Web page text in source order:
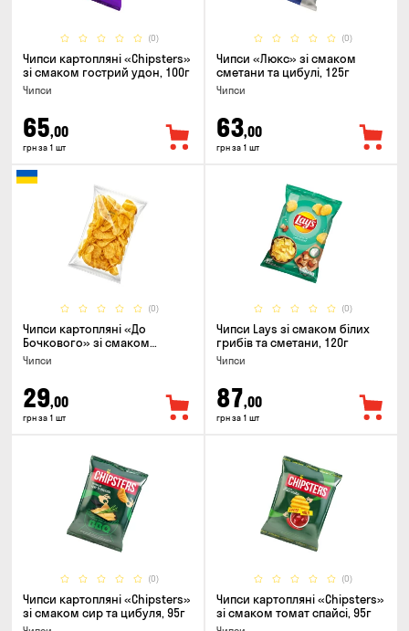
(0)
Чипси картопляні «Chipsters»
зі смаком гострий удон, 100г
Чипси
65,00
грн за 1 шт
(0)
Чипси «Люкс» зі смаком
сметани та цибулі, 125г
Чипси
63,00
грн за 1 шт
(0)
Чипси картоплянi «До
Бочкового» зі смаком
сметани із зеленню, 100г
Чипси
29,00
грн за 1 шт
(0)
Чипси Lays зі смаком білих
грибів та сметани, 120г
Чипси
87,00
грн за 1 шт
(0)
Чипси картопляні «Chipsters»
зі смаком сир та цибуля, 95г
(0)
Чипси картопляні «Chipsters»
зі смаком томат спайсі, 95г